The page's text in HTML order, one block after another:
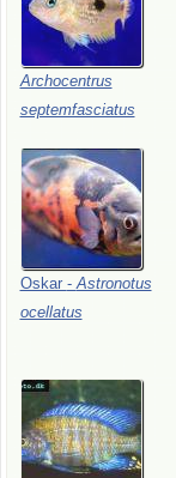
Archocentrus
septemfasciatus
Oskar - Astronotus
ocellatus